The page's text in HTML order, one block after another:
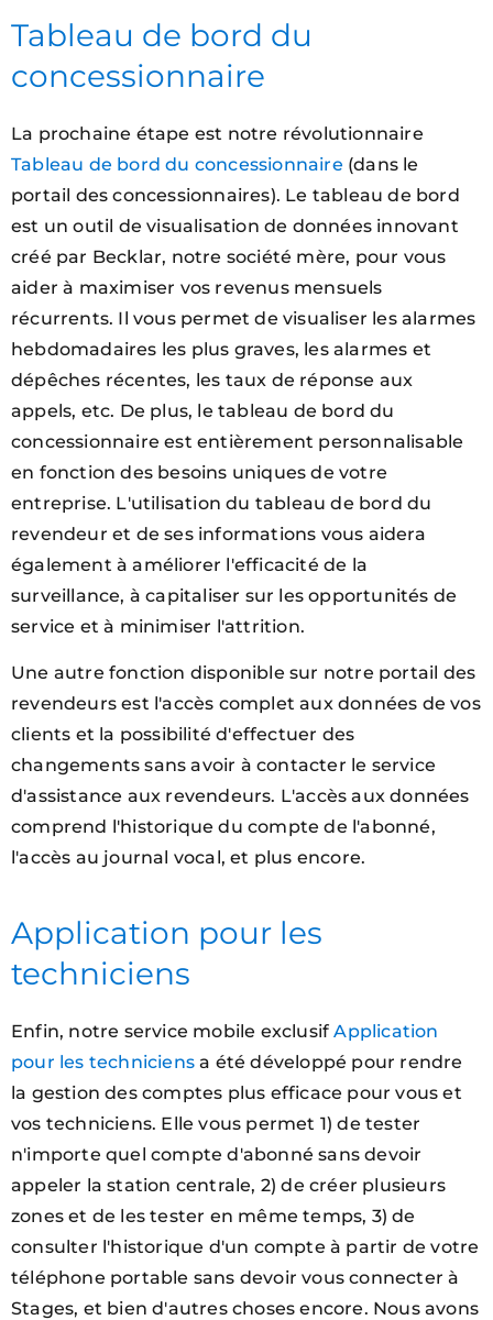
Tableau de bord du
concessionnaire
La prochaine étape est notre révolutionnaire
Tableau de bord du concessionnaire (dans le
portail des concessionnaires). Le tableau de bord
est un outil de visualisation de données innovant
créé par Becklar, notre société mère, pour vous
aider à maximiser vos revenus mensuels
récurrents. Il vous permet de visualiser les alarmes
hebdomadaires les plus graves, les alarmes et
dépêches récentes, les taux de réponse aux
appels, etc. De plus, le tableau de bord du
concessionnaire est entièrement personnalisable
en fonction des besoins uniques de votre
entreprise. L'utilisation du tableau de bord du
revendeur et de ses informations vous aidera
également à améliorer l'efficacité de la
surveillance, à capitaliser sur les opportunités de
service et à minimiser l'attrition.
Une autre fonction disponible sur notre portail des
revendeurs est l'accès complet aux données de vos
clients et la possibilité d'effectuer des
changements sans avoir à contacter le service
d'assistance aux revendeurs. L'accès aux données
comprend l'historique du compte de l'abonné,
l'accès au journal vocal, et plus encore.
Application pour les
techniciens
Enfin, notre service mobile exclusifApplication
pour les techniciens a été développé pour rendre
la gestion des comptes plus efficace pour vous et
vos techniciens. Elle vous permet 1) de tester
n'importe quel compte d'abonné sans devoir
appeler la station centrale, 2) de créer plusieurs
zones et de les tester en même temps, 3) de
consulter l'historique d'un compte à partir de votre
téléphone portable sans devoir vous connecter à
Stages, et bien d'autres choses encore. Nous avons